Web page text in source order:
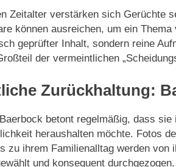
Zeitalter verstärken sich Gerüchte
können ausreichen, um ein
geprüfter Inhalt, sondern reine
der vermeintlichen
Zurückhaltung:
betont regelmäßig, dass
heraushalten möchte. Fotos
zu ihrem Familienalltag werden
und konsequent durchgezogen.